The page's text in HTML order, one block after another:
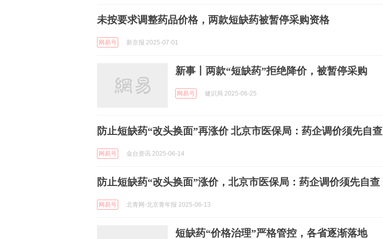
未按要求调整药品价格，两款短缺药被暂停采购资格
网易号 新京报 2025-07-01
新事丨两款“短缺药”拒绝降价，被暂停采购
网易号 健识局 2025-06-25
防止短缺药“改头换面”再涨价 北京市医保局：药企调价须先自查
网易号 金台资讯 2025-06-14
防止短缺药“改头换面”涨价，北京市医保局：药企调价须先自查
网易号 北青网-北京青年报 2025-06-13
短缺药“价格治理”严格管控，各省逐渐落地